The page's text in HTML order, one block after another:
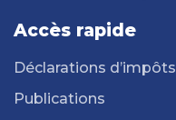
Accès rapide
Déclarations d’impôts
Publications